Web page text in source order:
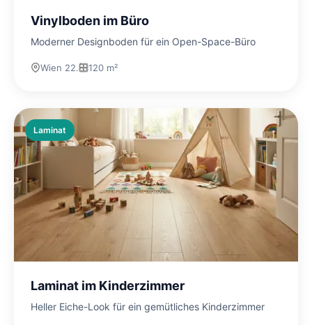
Vinylboden im Büro
Moderner Designboden für ein Open-Space-Büro
Wien 22. 120 m²
Laminat
Laminat im Kinderzimmer
Heller Eiche-Look für ein gemütliches Kinderzimmer